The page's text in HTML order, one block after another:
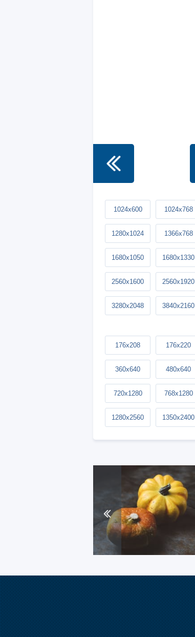
1024x600 1024x768
1280x1024 1366x768
1680x1050 1680x1330
2560x1600 2560x1920
3280x2048 3840x2160
176x208 176x220
360x640 480x640
720x1280 768x1280
1280x2560 1350x2400